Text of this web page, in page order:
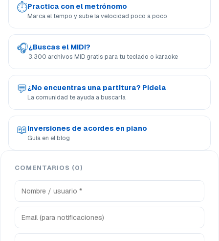
⏱Practica con el metrónomo
Marca el tempo y sube la velocidad poco a poco
🎧¿Buscas el MIDI?
3.300 archivos MID gratis para tu teclado o karaoke
💬¿No encuentras una partitura? Pídela
La comunidad te ayuda a buscarla
📖Inversiones de acordes en piano
Guía en el blog
COMENTARIOS (0)